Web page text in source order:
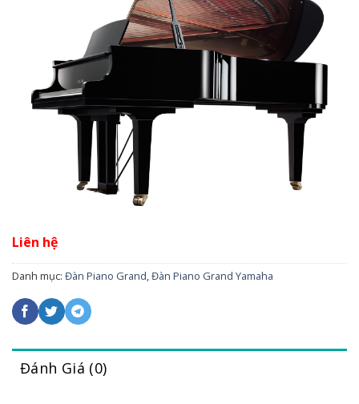
Liên hệ
Danh mục: Đàn Piano Grand,Đàn Piano Grand Yamaha
Đánh Giá (0)